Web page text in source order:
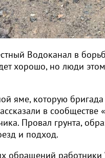
Водоканал в
хорошо, но люди
яме, которую
в сообществе
Провал грунта,
и подход.
обращений работники